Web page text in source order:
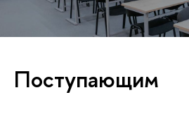
Поступающим